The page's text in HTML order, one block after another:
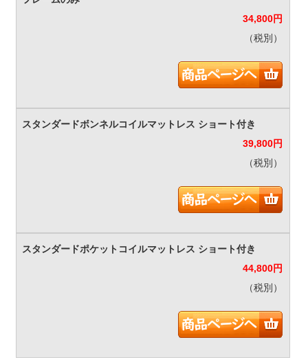
34,800円
（税別）
39,800円
（税別）
44,800円
（税別）